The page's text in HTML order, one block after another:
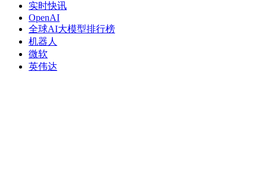
实时快讯
OpenAI
全球AI大模型排行榜
机器人
微软
英伟达